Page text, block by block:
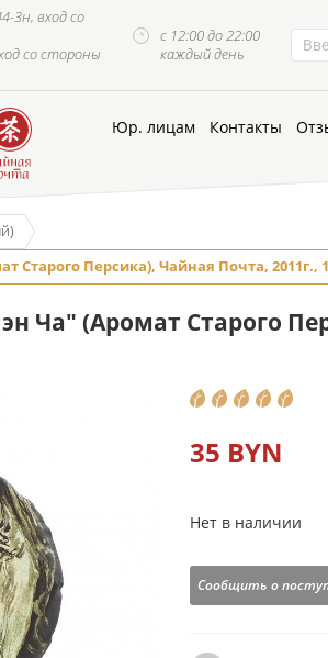
3н, вход со
со стороны
с 12:00 до 22:00
каждый день
Юр. лицам Контакты
Персика), Чайная Почта, 2011г.,
Ча" (Аромат Старого
35 BYN
Нет в наличии
Сообщить о